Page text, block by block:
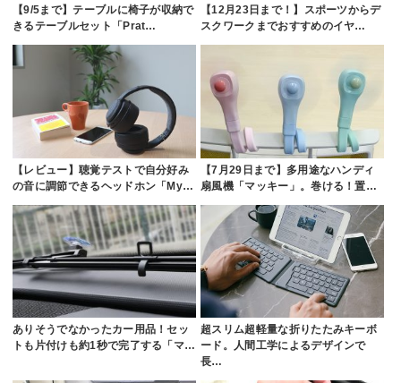
【9/5まで】テーブルに椅子が収納で
きるテーブルセット「Prat…
【12月23日まで！】スポーツからデ
スクワークまでおすすめのイヤ…
【レビュー】聴覚テストで自分好み
の音に調節できるヘッドホン「My…
【7月29日まで】多用途なハンディ
扇風機「マッキー」。巻ける！置…
ありそうでなかったカー用品！セッ
トも片付けも約1秒で完了する「マ…
超スリム超軽量な折りたたみキーボ
ード。人間工学によるデザインで
長…